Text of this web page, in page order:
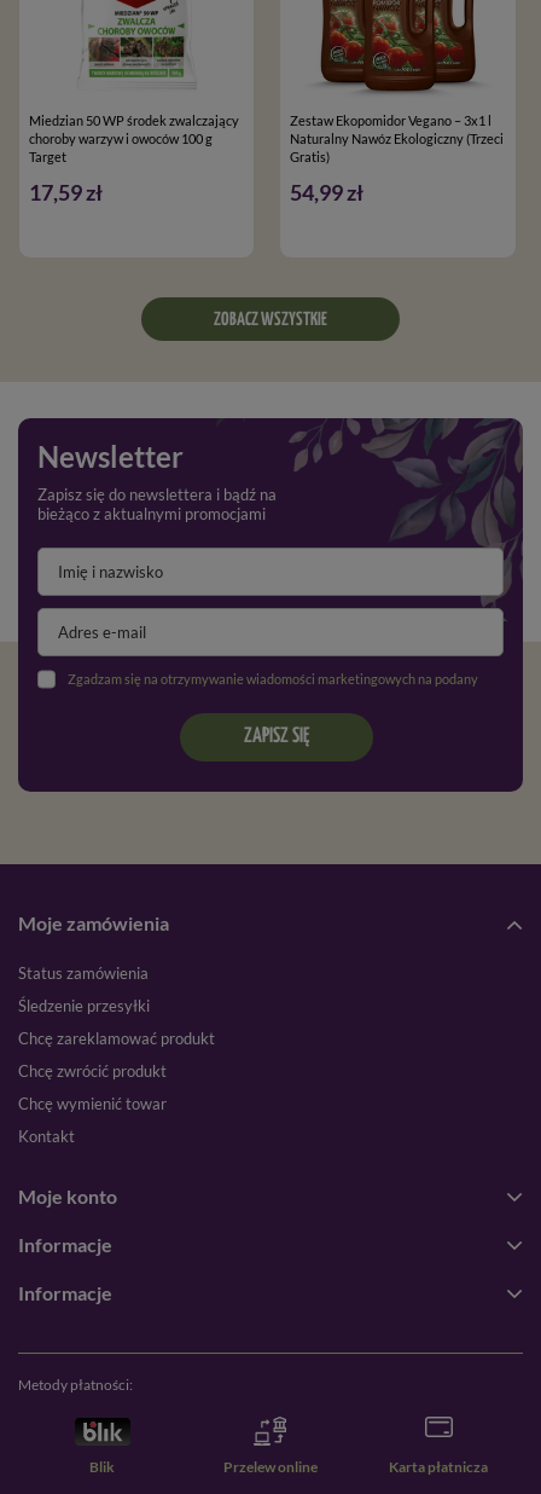
Miedzian 50 WP środek zwalczający
choroby warzyw i owoców 100 g
Target
17,59 zł
Zestaw Ekopomidor Vegano – 3x1 l
Naturalny Nawóz Ekologiczny (Trzeci
Gratis)
54,99 zł
ZOBACZ WSZYSTKIE
Newsletter
Zapisz się do newslettera i bądź na
bieżąco z aktualnymi promocjami
Zgadzam się na otrzymywanie wiadomości marketingowych na podany adres e-mail oraz przetwarzanie danych osobowych zgodnie z
ZAPISZ SIĘ
Moje zamówienia
Status zamówienia
Śledzenie przesyłki
Chcę zareklamować produkt
Chcę zwrócić produkt
Chcę wymienić towar
Kontakt
Moje konto
Informacje
Informacje
Metody płatności:
Blik Przelew online Karta płatnicza